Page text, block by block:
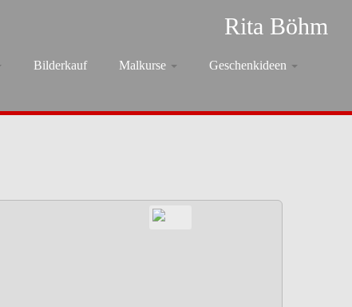
Rita Böhm
Bilderkauf Malkurse
Geschenkideen